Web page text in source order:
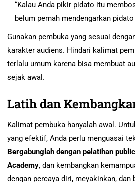
“Kalau Anda pikir pidato itu
belum pernah mendengarkan pidato
Gunakan pembuka yang sesuai
karakter audiens. Hindari kalimat
terlalu umum karena bisa membuat
sejak awal.
Latih dan
Kalimat pembuka hanyalah awal.
yang efektif, Anda perlu menguasai
Bergabunglah dengan pelatihan
Academy, dan kembangkan
dengan percaya diri, meyakinkan, dan